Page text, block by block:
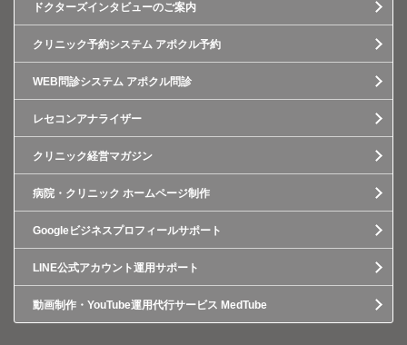
ドクターズインタビューのご案内
クリニック予約システム アポクル予約
WEB問診システム アポクル問診
レセコンアナライザー
クリニック経営マガジン
病院・クリニック ホームページ制作
Googleビジネスプロフィールサポート
LINE公式アカウント運用サポート
動画制作・YouTube運用代行サービス MedTube